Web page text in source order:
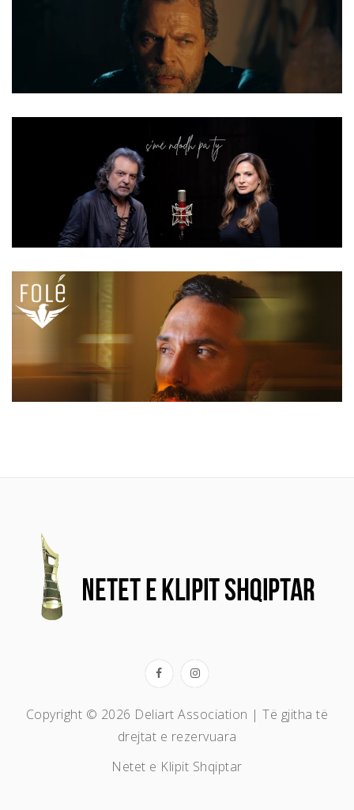
Copyright © 2026 Deliart Association | Të gjitha të
drejtat e rezervuara
Netet e Klipit Shqiptar